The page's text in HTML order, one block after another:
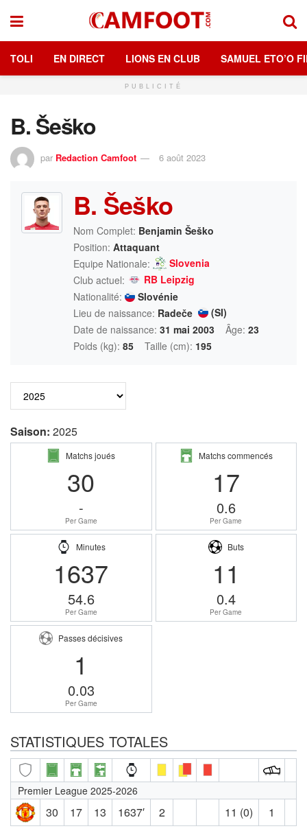
TOLI EN DIRECT LIONS EN CLUB SAMUEL ETO’O
PUBLICITÉ
B. Šeško
par Redaction Camfoot 6 août 2023
B. Šeško
Nom Complet: Benjamin Šeško
Position: Attaquant
Equipe Nationale:
Slovenia
Club actuel:
RB Leipzig
Nationalité:
Slovénie
Lieu de naissance: Radeče
(SI)
Date de naissance: 31 mai 2003 Âge: 23
Poids (kg): 85 Taille (cm): 195
Saison: 2025
Matchs joués
30
-
Per Game
Matchs commencés
17
0.6
Per Game
Minutes
1637
54.6
Per Game
Buts
11
0.4
Per Game
Passes décisives
1
0.03
Per Game
STATISTIQUES TOTALES
Premier League 2025-2026
30 17 13 1637′ 2 11 (0) 1